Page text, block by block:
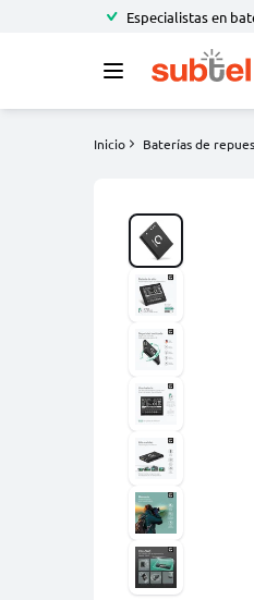
Especialistas en
Inicio Baterías de